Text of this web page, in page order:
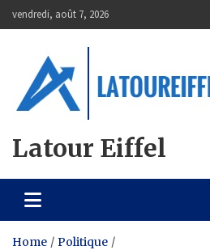
to
vendredi, août 7, 2026
Latour Eiffel
Home
Politique